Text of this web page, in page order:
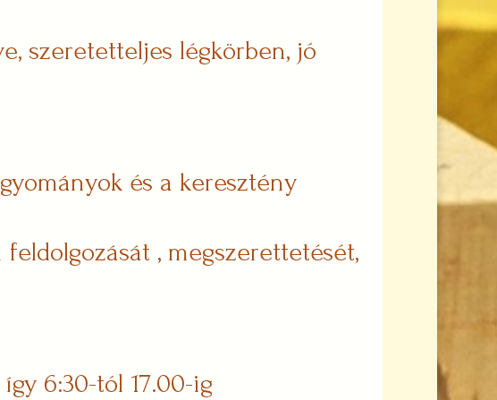
szeretetteljes légkörben, jó
és a keresztény
, megszerettetését,
6:30-tól 17.00-ig